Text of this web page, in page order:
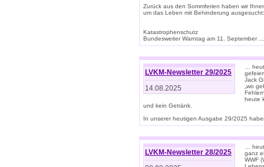
Zurück aus den Sommferien haben wir
um das Leben mit Behinderung ausgesucht:
Katastrophenschutz
Bundesweiter Warntag am 11. September
LVKM-Newsletter 29/2025
14.08.2025
…
Jack
„wo
heute
und kein Getränk.
In unserer heutigen Ausgabe 29/2025
LVKM-Newsletter 28/2025
…
ganz
WWF